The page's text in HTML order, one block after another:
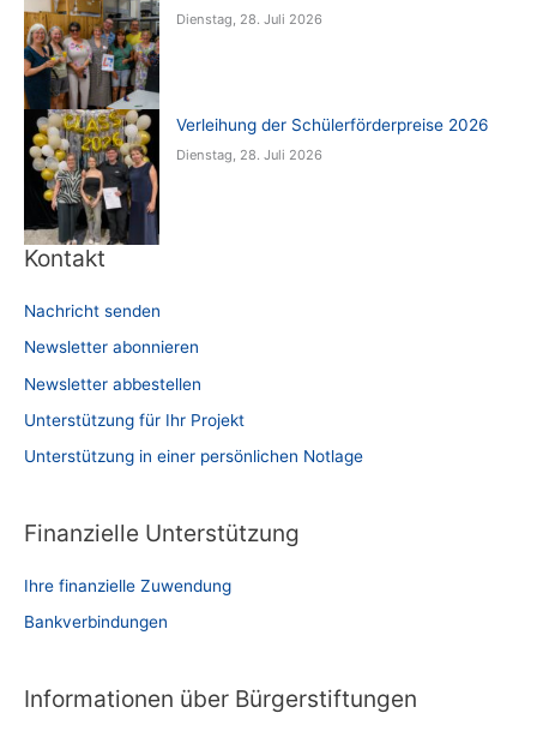
Dienstag, 28. Juli 2026
Verleihung der Schülerförderpreise 2026
Dienstag, 28. Juli 2026
Kontakt
Nachricht senden
Newsletter abonnieren
Newsletter abbestellen
Unterstützung für Ihr Projekt
Unterstützung in einer persönlichen Notlage
Finanzielle Unterstützung
Ihre finanzielle Zuwendung
Bankverbindungen
Informationen über Bürgerstiftungen